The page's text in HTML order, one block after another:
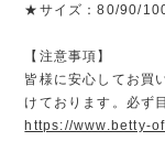
★サイズ：80/90/
【注意事項】
皆様に安心してお買
けております。必ず
https://www.betty-